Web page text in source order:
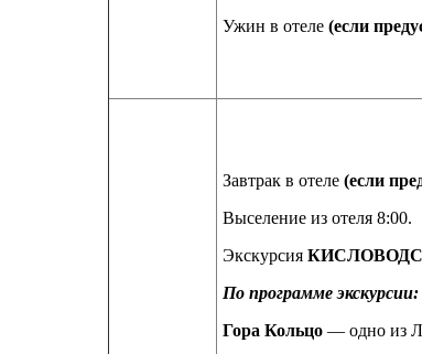
Ужин в отеле (если
Завтрак в отеле (если
Выселение из отеля 8:00.
Экскурсия
По программе экскурсии:
Гора Кольцо — одно из